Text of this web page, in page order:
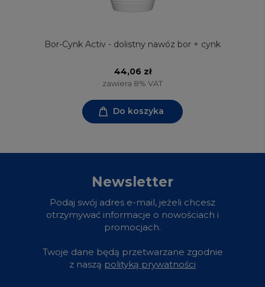
Bor-Cynk Activ - dolistny nawóz bor + cynk
44,06 zł
zawiera 8% VAT
Do koszyka
Newsletter
Podaj swój adres e-mail, jeżeli chcesz
otrzymywać informacje o nowościach i
promocjach.
Twoje dane będą przetwarzane zgodnie
z naszą polityką prywatności